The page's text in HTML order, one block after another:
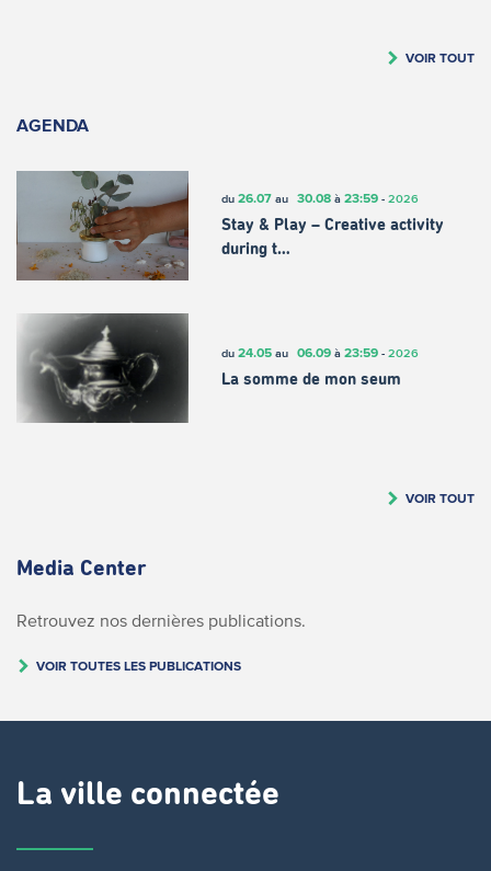
VOIR TOUT
AGENDA
du 26.07au 30.08à 23:59- 2026
Stay & Play – Creative activity
during t…
du 24.05au 06.09à 23:59- 2026
La somme de mon seum
VOIR TOUT
Media Center
Retrouvez nos dernières publications.
VOIR TOUTES LES PUBLICATIONS
La ville connectée